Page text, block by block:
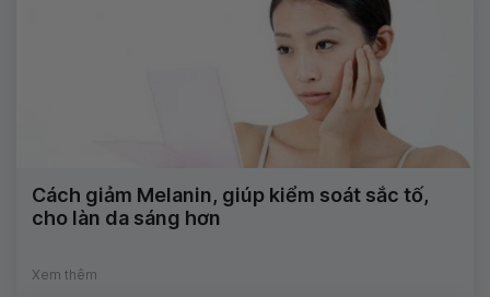
Cách giảm Melanin, giúp kiểm soát sắc tố,
cho làn da sáng hơn
Xem thêm